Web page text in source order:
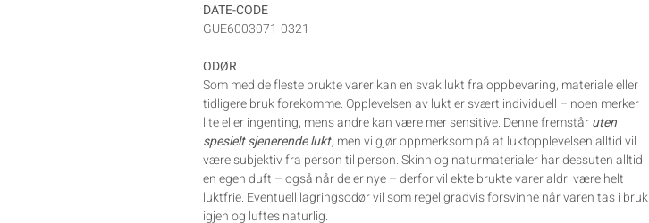
DATE-CODE
GUE6003071-0321
ODØR
Som med de fleste brukte varer kan en svak lukt fra oppbevaring, materiale eller
tidligere bruk forekomme. Opplevelsen av lukt er svært individuell – noen merker
lite eller ingenting, mens andre kan være mer sensitive. Denne fremståruten
spesielt sjenerende lukt, men vi gjør oppmerksom på at luktopplevelsen alltid vil
være subjektiv fra person til person. Skinn og naturmaterialer har dessuten alltid
en egen duft – også når de er nye – derfor vil ekte brukte varer aldri være helt
luktfrie. Eventuell lagringsodør vil som regel gradvis forsvinne når varen tas i bruk
igjen og luftes naturlig.